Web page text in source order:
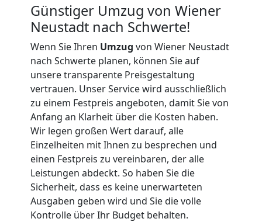
Günstiger Umzug von Wiener
Neustadt nach Schwerte!
Wenn Sie Ihren Umzug von Wiener Neustadt
nach Schwerte planen, können Sie auf
unsere transparente Preisgestaltung
vertrauen. Unser Service wird ausschließlich
zu einem Festpreis angeboten, damit Sie von
Anfang an Klarheit über die Kosten haben.
Wir legen großen Wert darauf, alle
Einzelheiten mit Ihnen zu besprechen und
einen Festpreis zu vereinbaren, der alle
Leistungen abdeckt. So haben Sie die
Sicherheit, dass es keine unerwarteten
Ausgaben geben wird und Sie die volle
Kontrolle über Ihr Budget behalten.
Wiener
Neustadt
Umzug
für
Senioren